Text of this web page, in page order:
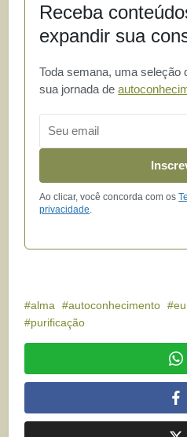
Receba
expandir sua
Toda semana, uma seleção
sua jornada de
Ao clicar, você concorda com os
privacidade.
alma autoconhecimento
purificação